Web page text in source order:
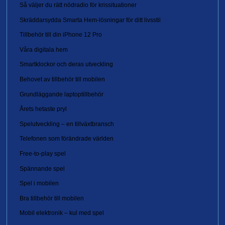
Så väljer du rätt nödradio för krissituationer
Skräddarsydda Smarta Hem-lösningar för ditt livsstil
Tillbehör till din iPhone 12 Pro
Våra digitala hem
Smartklockor och deras utveckling
Behovet av tillbehör till mobilen
Grundläggande laptoptillbehör
Årets hetaste pryl
Spelutveckling – en tillväxtbransch
Telefonen som förändrade världen
Free-to-play spel
Spännande spel
Spel i mobilen
Bra tillbehör till mobilen
Mobil elektronik – kul med spel